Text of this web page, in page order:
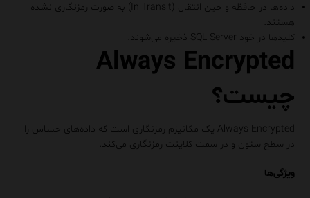
داده‌ها در حافظه و حین انتقال (In Transit) به صورت رمزنگاری نشده
هستند.
کلیدها در خود SQL Server ذخیره می‌شوند.
Always Encrypted
چیست؟
Always Encrypted یک مکانیزم رمزنگاری است که داده‌های حساس را
در سطح ستون و در سمت کلاینت رمزنگاری می‌کند.
ویژگی‌ها